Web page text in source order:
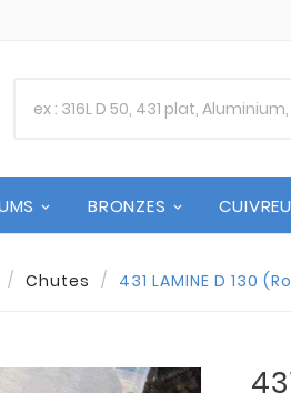
BRONZES
Chutes 431 LAMINE D 130